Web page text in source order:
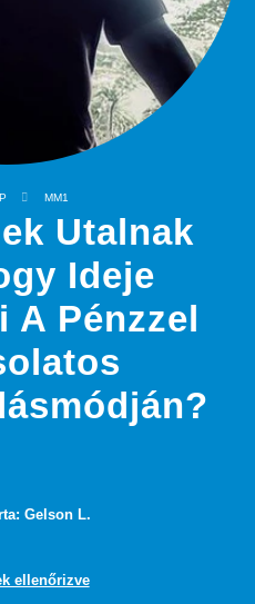
MM1
Utalnak
Ideje
Pénzzel
Gelson L.
ellenőrizve